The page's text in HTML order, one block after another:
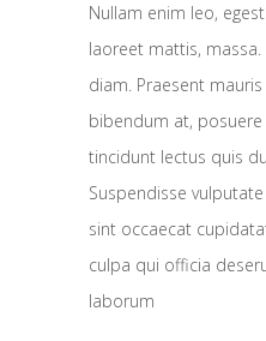
Nullam enim leo,
laoreet mattis,
diam. Praesent
bibendum at,
tincidunt lectus quis
Suspendisse
sint occaecat
culpa qui officia
laborum